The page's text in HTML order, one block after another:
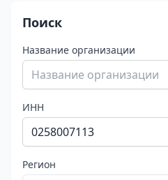
Поиск
Название организации
ИНН
Регион